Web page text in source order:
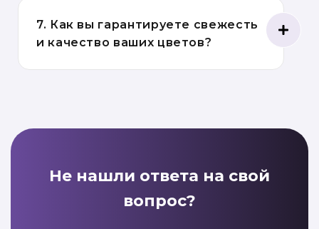
7. Как вы гарантируете свежесть
и качество ваших цветов?
Не нашли ответа на свой
вопрос?